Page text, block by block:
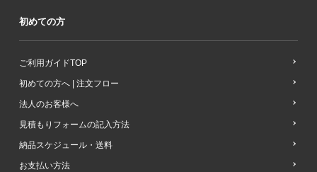
初めての方
ご利用ガイドTOP
初めての方へ | 注文フロー
法人のお客様へ
見積もりフォームの記入方法
納品スケジュール・送料
お支払い方法